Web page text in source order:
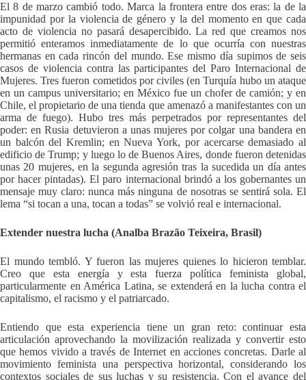
El 8 de marzo cambió todo. Marca la frontera entre dos eras: la de la
impunidad por la violencia de género y la del momento en que cada
acto de violencia no pasará desapercibido. La red que creamos nos
permitió enteramos inmediatamente de lo que ocurría con nuestras
hermanas en cada rincón del mundo. Ese mismo día supimos de seis
casos de violencia contra las participantes del Paro Internacional de
Mujeres. Tres fueron cometidos por civiles (en Turquía hubo un ataque
en un campus universitario; en México fue un chofer de camión; y en
Chile, el propietario de una tienda que amenazó a manifestantes con un
arma de fuego). Hubo tres más perpetrados por representantes del
poder: en Rusia detuvieron a unas mujeres por colgar una bandera en
un balcón del Kremlin; en Nueva York, por acercarse demasiado al
edificio de Trump; y luego lo de Buenos Aires, donde fueron detenidas
unas 20 mujeres, en la segunda agresión tras la sucedida un día antes
por hacer pintadas). El paro internacional brindó a los gobernantes un
mensaje muy claro: nunca más ninguna de nosotras se sentirá sola. El
lema “si tocan a una, tocan a todas” se volvió real e internacional.
Extender nuestra lucha (Analba Brazão Teixeira, Brasil)
El mundo tembló. Y fueron las mujeres quienes lo hicieron temblar.
Creo que esta energía y esta fuerza política feminista global,
particularmente en América Latina, se extenderá en la lucha contra el
capitalismo, el racismo y el patriarcado.
Entiendo que esta experiencia tiene un gran reto: continuar esta
articulación aprovechando la movilización realizada y convertir esto
que hemos vivido a través de Internet en acciones concretas. Darle al
movimiento feminista una perspectiva horizontal, considerando los
contextos sociales de sus luchas y su resistencia. Con el avance del